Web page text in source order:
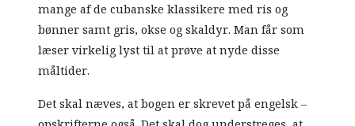
mange af de cubanske klassikere med ris og
bønner samt gris, okse og skaldyr. Man får som
læser virkelig lyst til at prøve at nyde disse
måltider.
Det skal næves, at bogen er skrevet på engelsk –